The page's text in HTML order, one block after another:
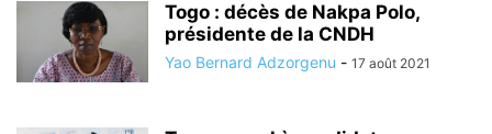
Togo : décès de Nakpa Polo,
présidente de la CNDH
Yao Bernard Adzorgenu - 17 août 2021